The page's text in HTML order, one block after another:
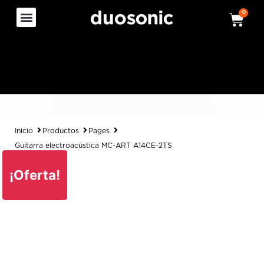
0
Inicio Productos Pages
Guitarra electroacústica MC-ART A14CE-2TS
¡Oferta!